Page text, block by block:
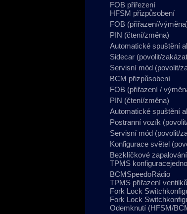
FOB přiřezení
HFSM přizpůsobení
FOB (přiřazení/
PIN (čtení/změna)
Automatické spuštění
Sidecar (povolit/
Servisní mód (povolit/
BCM přizpůsobení
FOB (přiřazení /
PIN (čtení/změna)
Automatické spuštění
Postranní vozík
Servisní mód (povolit/
Konfigurace světel
Bezklíčkové
TPMS
BCMSpeedoRádio
TPMS přiřazení ventilků
Fork Lock
Fork Lock
Odemknutí (HFSM/